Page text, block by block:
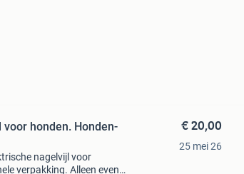
honden. Honden-
nagelvijl voor
verpakking. Alleen even
€ 20,00
25 mei 26